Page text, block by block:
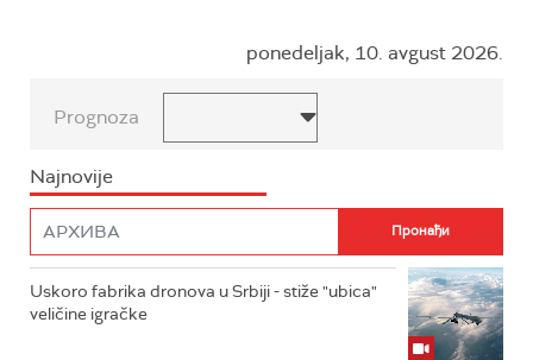
ponedeljak, 10. avgust 2026.
Prognoza
Najnovije
Uskoro fabrika dronova u Srbiji - stiže "ubica"
veličine igračke